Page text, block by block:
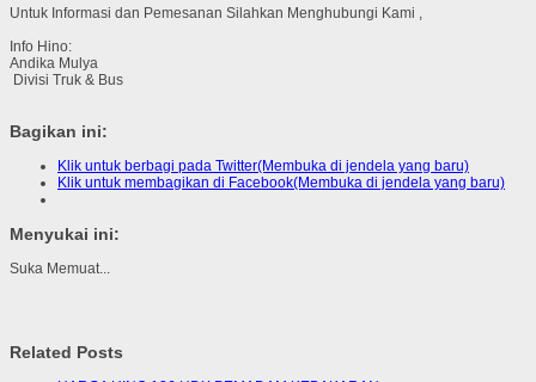
Untuk Informasi dan Pemesanan Silahkan Menghubungi Kami ,
Info Hino:
Andika Mulya
Divisi Truk & Bus
Bagikan ini:
Klik untuk berbagi pada Twitter(Membuka di jendela yang baru)
Klik untuk membagikan di Facebook(Membuka di jendela yang baru)
Menyukai ini:
Suka Memuat...
Related Posts